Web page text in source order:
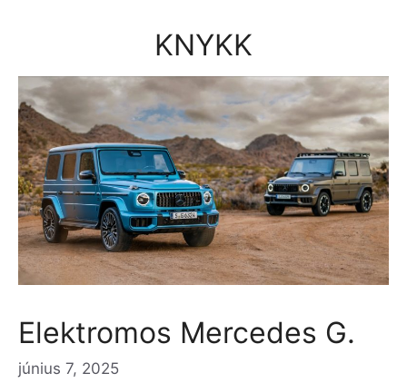
KNYKK
Elektromos Mercedes G.
június 7, 2025